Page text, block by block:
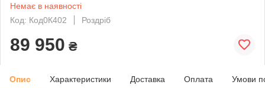
Немає в наявності
Код: Код0К402
Роздріб
89 950 ₴
Опис Характеристики Доставка Оплата Умови